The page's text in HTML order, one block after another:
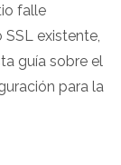
falle
existente,
guía sobre el
para la